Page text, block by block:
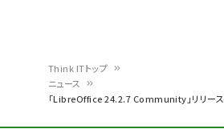
Think ITトップ
ニュース
「LibreOffice 24.2.7 Community」リリース